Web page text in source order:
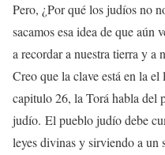
Pero, ¿Por qué los judíos no
sacamos esa idea de que aún
a recordar a nuestra tierra y a
Creo que la clave está en la
capitulo 26, la Torá habla del
judío. El pueblo judío debe
leyes divinas y sirviendo a